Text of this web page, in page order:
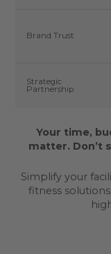
Brand Trust
Strategic
Partnership
Your time,
matter. Don’t
Simplify your
fitness solutions.